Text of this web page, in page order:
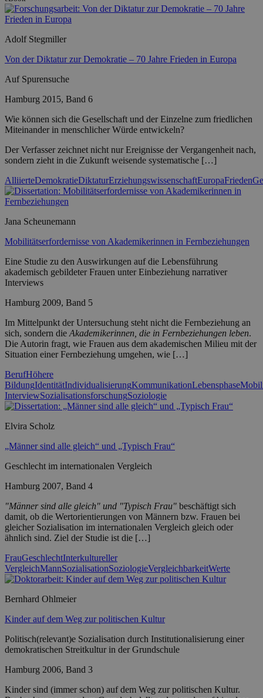
Adolf Stegmiller
Von der Diktatur zur Demokratie – 70 Jahre Frieden in Europa
Auf Spurensuche
Hamburg 2015, Band 6
Wie können sich die Gesellschaft und der Einzelne zum friedlichen
Miteinander in menschlicher Würde entwickeln?
Der Verfasser zeichnet nicht nur Ereignisse der Vergangenheit nach,
sondern zieht in die Zukunft weisende systematische […]
AlliierteDemokratieDiktaturErziehungswissenschaftEuropaFrieden
Jana Scheunemann
Mobilitätserfordernisse von Akademikerinnen in Fernbeziehungen
Eine Studie zu den Auswirkungen auf die Lebensführung
akademisch gebildeter Frauen unter Einbeziehung narrativer
Interviews
Hamburg 2009, Band 5
Im Mittelpunkt der Untersuchung steht nicht die Fernbeziehung an
sich, sondern die Akademikerinnen, die in Fernbeziehungen leben.
Die Autorin fragt, wie Frauen aus dem akademischen Milieu mit der
Situation einer Fernbeziehung umgehen, wie […]
BerufHöhere
BildungIdentitätIndividualisierungKommunikationLebensphase
InterviewSozialisationsforschungSoziologie
Elvira Scholz
„Männer sind alle gleich“ und „Typisch Frau“
Geschlecht im internationalen Vergleich
Hamburg 2007, Band 4
"Männer sind alle gleich" und "Typisch Frau" beschäftigt sich
damit, ob die Wertorientierungen von Männern bzw. Frauen bei
gleicher Sozialisation im internationalen Vergleich gleich oder
ähnlich sind. Ziel der Studie ist die […]
FrauGeschlechtInterkultureller
VergleichMannSozialisationSoziologieVergleichbarkeitWerte
Bernhard Ohlmeier
Kinder auf dem Weg zur politischen Kultur
Politisch(relevant)e Sozialisation durch Institutionalisierung einer
demokratischen Streitkultur in der Grundschule
Hamburg 2006, Band 3
Kinder sind (immer schon) auf dem Weg zur politischen Kultur.